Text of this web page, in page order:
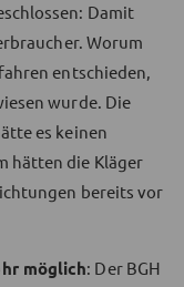
Damit
Worum
entschieden,
wurde. Die
es keinen
hätten die Kläger
bereits vor
möglich: Der BGH